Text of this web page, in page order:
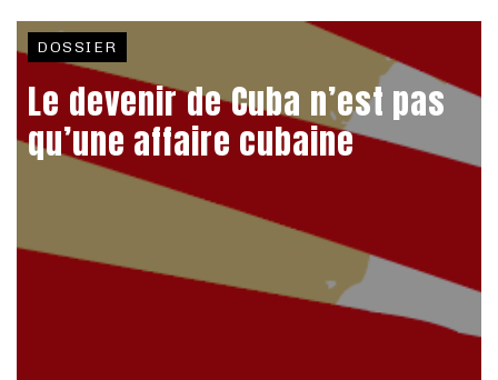
DOSSIER
Le devenir de Cuba n’est pas
qu’une affaire cubaine